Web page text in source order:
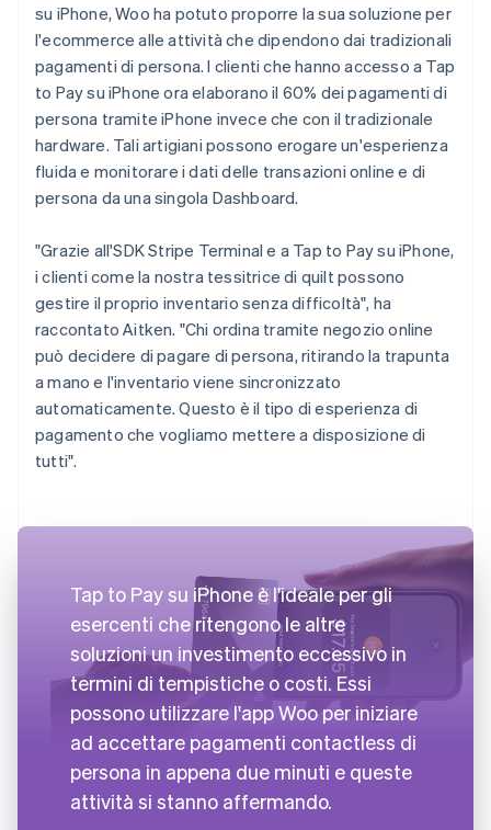
su iPhone, Woo ha potuto proporre la sua soluzione per
l'ecommerce alle attività che dipendono dai tradizionali
pagamenti di persona. I clienti che hanno accesso a Tap
to Pay su iPhone ora elaborano il 60% dei pagamenti di
persona tramite iPhone invece che con il tradizionale
hardware. Tali artigiani possono erogare un'esperienza
fluida e monitorare i dati delle transazioni online e di
persona da una singola Dashboard.
"Grazie all'SDK Stripe Terminal e a Tap to Pay su iPhone,
i clienti come la nostra tessitrice di quilt possono
gestire il proprio inventario senza difficoltà", ha
raccontato Aitken. "Chi ordina tramite negozio online
può decidere di pagare di persona, ritirando la trapunta
a mano e l'inventario viene sincronizzato
automaticamente. Questo è il tipo di esperienza di
pagamento che vogliamo mettere a disposizione di
tutti".
Tap to Pay su iPhone è l'ideale per gli
esercenti che ritengono le altre
soluzioni un investimento eccessivo in
termini di tempistiche o costi. Essi
possono utilizzare l'app Woo per iniziare
ad accettare pagamenti contactless di
persona in appena due minuti e queste
attività si stanno affermando.